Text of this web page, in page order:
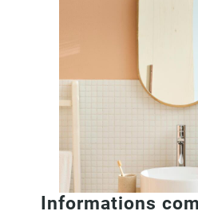
Informations